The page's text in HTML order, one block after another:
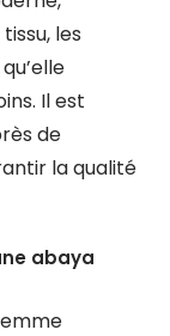
les
Il est
de
la qualité
abaya